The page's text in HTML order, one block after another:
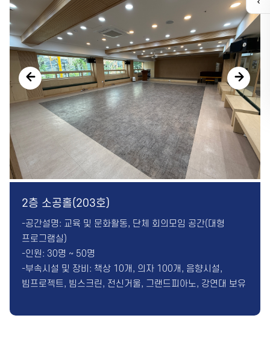
2층 소공홀(203호)
-공간설명: 교육 및 문화활동, 단체 회의모임 공간(대형
프로그램실)
-인원: 30명 ~ 50명
-부속시설 및 장비: 책상 10개, 의자 100개, 음향시설,
빔프로젝트, 빔스크린, 전신거울, 그랜드피아노, 강연대 보유
퀵
메
열
카톡채널